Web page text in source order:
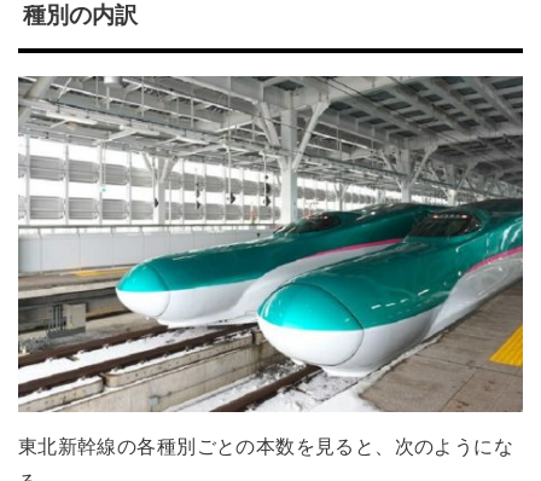
種別の内訳
東北新幹線の各種別ごとの本数を見ると、次のようにな